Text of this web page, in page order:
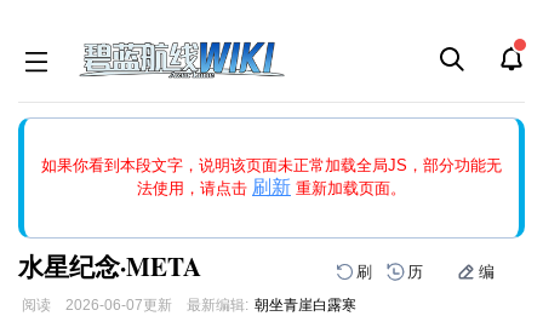
如果你看到本段文字，说明该页面未正常加载全局JS，部分功能无
法使用，请点击 刷新 重新加载页面。
能中的刷新按钮清除页面缓存并刷新，如果还有问题，请多尝试几
水星纪念·META 刷 历 编
阅读 2026-06-07更新 最新编辑: 朝坐青崖白露寒